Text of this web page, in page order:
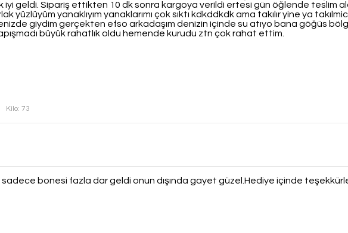
geldi. Sipariş ettikten 10 dk sonra kargoya verildi ertesi gün öğlende teslim
yüzlüyüm yanaklıyım yanaklarımı çok sıktı kdkddkdk ama takılır yine ya
giydim gerçekten efso arkadaşım denizin içinde su atıyo bana göğüs
büyük rahatlık oldu hemende kurudu ztn çok rahat ettim.
Kilo: 73
bonesi fazla dar geldi onun dışında gayet güzel.Hediye içinde